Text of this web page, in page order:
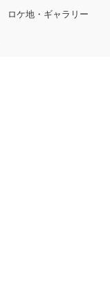
ロケ地・ギャラリー